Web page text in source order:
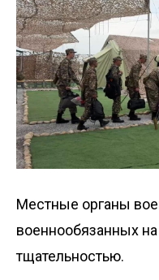
Местные органы
военнообязанных
тщательностью.